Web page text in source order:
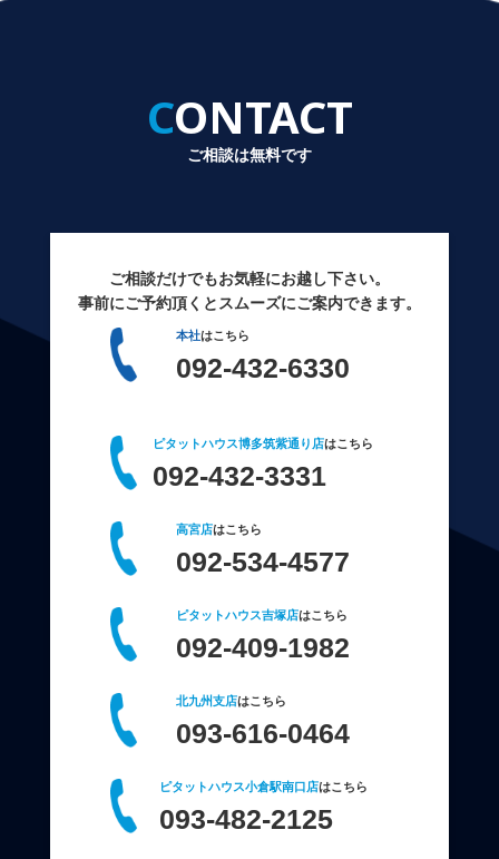
CONTACT
ご相談は無料です
ご相談だけでもお気軽にお越し下さい。
事前にご予約頂くとスムーズにご案内できます。
本社はこちら
092-432-6330
ピタットハウス博多筑紫通り店はこちら
092-432-3331
高宮店はこちら
092-534-4577
ピタットハウス吉塚店はこちら
092-409-1982
北九州支店はこちら
093-616-0464
ピタットハウス小倉駅南口店はこちら
093-482-2125